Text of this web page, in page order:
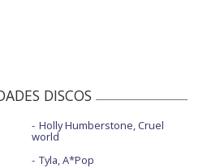
DISCOS
Holly Humberstone, Cruel
world
Tyla, A*Pop